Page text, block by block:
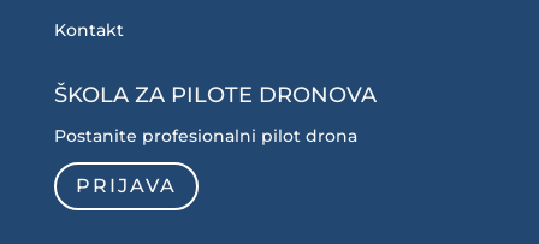
Kontakt
ŠKOLA ZA PILOTE DRONOVA
Postanite profesionalni pilot drona
PRIJAVA